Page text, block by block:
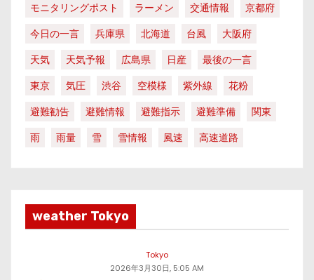
モニタリングポスト
ラーメン 交通情報
京都府
今日の一言
兵庫県 北海道 台風
大阪府
天気
天気予報 広島県 日産
最後の一言
東京
気圧 渋谷 空模様 紫外線
花粉
避難勧告
避難情報 避難指示 避難準備
関東
雨
雨量 雪 雪情報 風速 高速道路
weather Tokyo
Tokyo
2026年3月30日, 5:05 AM